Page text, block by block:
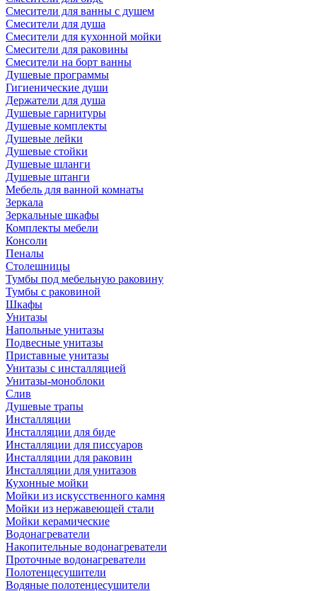
Смесители для ванны с душем
Смесители для душа
Смесители для кухонной мойки
Смесители для раковины
Смесители на борт ванны
Душевые программы
Гигиенические души
Держатели для душа
Душевые гарнитуры
Душевые комплекты
Душевые лейки
Душевые стойки
Душевые шланги
Душевые штанги
Мебель для ванной комнаты
Зеркала
Зеркальные шкафы
Комплекты мебели
Консоли
Пеналы
Столешницы
Тумбы под мебельную раковину
Тумбы с раковиной
Шкафы
Унитазы
Напольные унитазы
Подвесные унитазы
Приставные унитазы
Унитазы с инсталляцией
Унитазы-моноблоки
Слив
Душевые трапы
Инсталляции
Инсталляции для биде
Инсталляции для писсуаров
Инсталляции для раковин
Инсталляции для унитазов
Кухонные мойки
Мойки из искусственного камня
Мойки из нержавеющей стали
Мойки керамические
Водонагреватели
Накопительные водонагреватели
Проточные водонагреватели
Полотенцесушители
Водяные полотенцесушители